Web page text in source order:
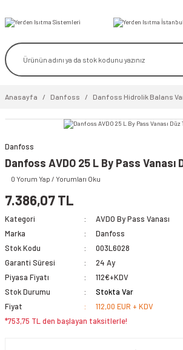
Anasayfa Danfoss Danfoss Hidrolik Balans
Danfoss
Danfoss AVDO 25 L By Pass Vanası
0 Yorum Yap / Yorumları Oku
7.386,07 TL
Kategori
AVDO By Pass Vanası
Marka
Danfoss
Stok Kodu
003L6028
Garanti Süresi
24 Ay
Piyasa Fiyatı
112€+KDV
Stok Durumu
Stokta Var
Fiyat
112,00 EUR + KDV
*753,75 TL den başlayan taksitlerle!